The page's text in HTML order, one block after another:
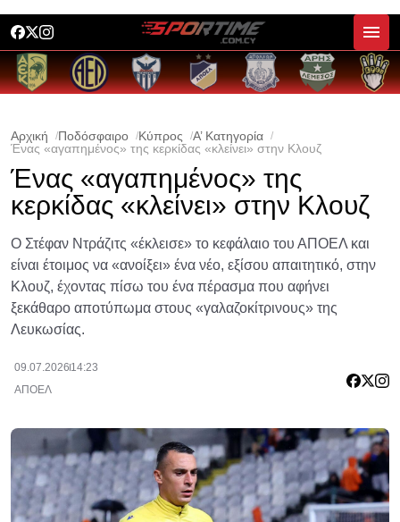
Αρχική Ποδόσφαιρο Κύπρος
Α’ Κατηγορία
Ένας «αγαπημένος» της κερκίδας «κλείνει» στην Κλουζ
Ένας «αγαπημένος» της
κερκίδας «κλείνει» στην Κλουζ
Ο Στέφαν Ντράζιτς «έκλεισε» το κεφάλαιο του ΑΠΟΕΛ και
είναι έτοιμος να «ανοίξει» ένα νέο, εξίσου απαιτητικό, στην
Κλουζ, έχοντας πίσω του ένα πέρασμα που αφήνει
ξεκάθαρο αποτύπωμα στους «γαλαζοκίτρινους» της
Λευκωσίας.
09.07.2026 14:23
ΑΠΟΕΛ